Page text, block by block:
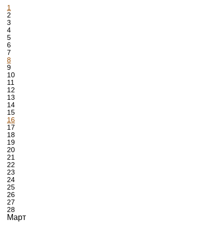
1
2
3
4
5
6
7
8
9
10
11
12
13
14
15
16
17
18
19
20
21
22
23
24
25
26
27
28
Март